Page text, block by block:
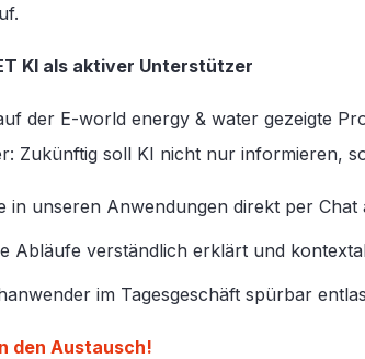
KI als aktiver Unterstützer
der E-world energy & water gezeigte
Zukünftig soll KI nicht nur informieren,
in unseren Anwendungen direkt per Chat
Abläufe verständlich erklärt und
im Tagesgeschäft spürbar
den Austausch!